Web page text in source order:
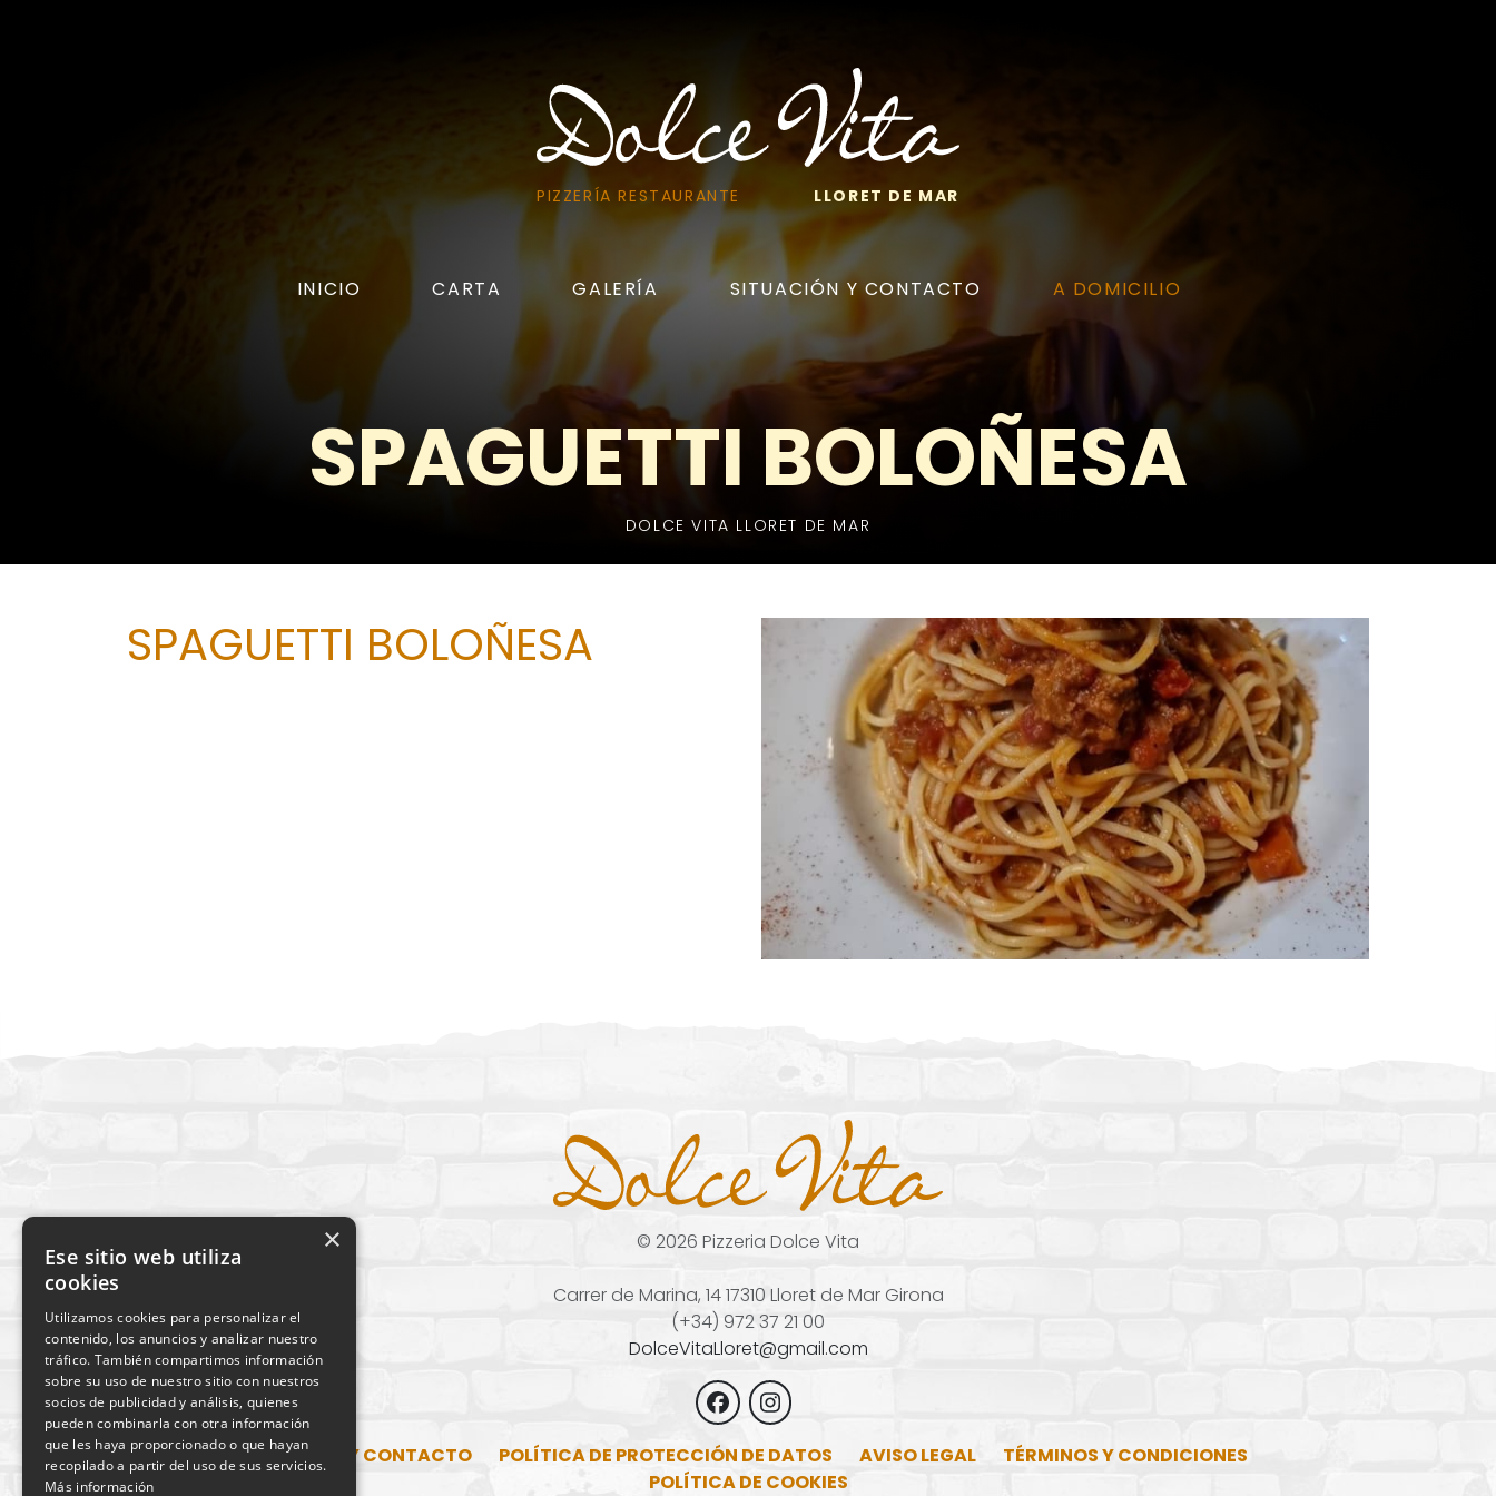
PIZZERÍA RESTAURANTE LLORET DE MAR
INICIO CARTA GALERÍA SITUACIÓN Y CONTACTO A DOMICILIO
SPAGUETTI BOLOÑESA
DOLCE VITA LLORET DE MAR
SPAGUETTI BOLOÑESA
© 2026 Pizzeria Dolce Vita
Carrer de Marina, 14 17310 Lloret de Mar Girona
(+34) 972 37 21 00
DolceVitaLloret@gmail.com
SITUACIÓN Y CONTACTO POLÍTICA DE PROTECCIÓN DE DATOS AVISO LEGAL
TÉRMINOS Y CONDICIONES
POLÍTICA DE COOKIES
×
Ese sitio web utiliza
cookies
Utilizamos cookies para personalizar el
contenido, los anuncios y analizar nuestro
tráfico. También compartimos información
sobre su uso de nuestro sitio con nuestros
socios de publicidad y análisis, quienes
pueden combinarla con otra información
que les haya proporcionado o que hayan
recopilado a partir del uso de sus servicios.
Más información